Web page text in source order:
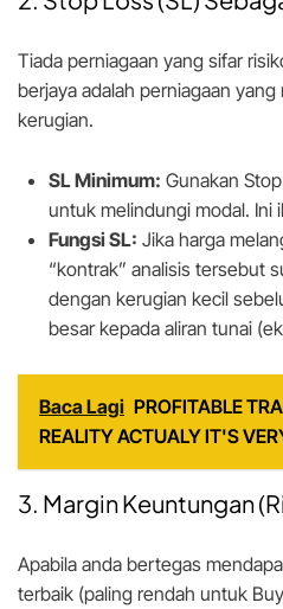
Tiada perniagaan yang sifar
berjaya adalah perniagaan
kerugian.
SL Minimum: Gunakan
untuk melindungi modal. Ini
Fungsi SL: Jika harga
“kontrak” analisis tersebut
dengan kerugian kecil
besar kepada aliran tunai
Baca Lagi PROFITABLE
REALITY ACTUALY IT'S
3. Margin Keuntungan
Apabila anda bertegas
terbaik (paling rendah untuk